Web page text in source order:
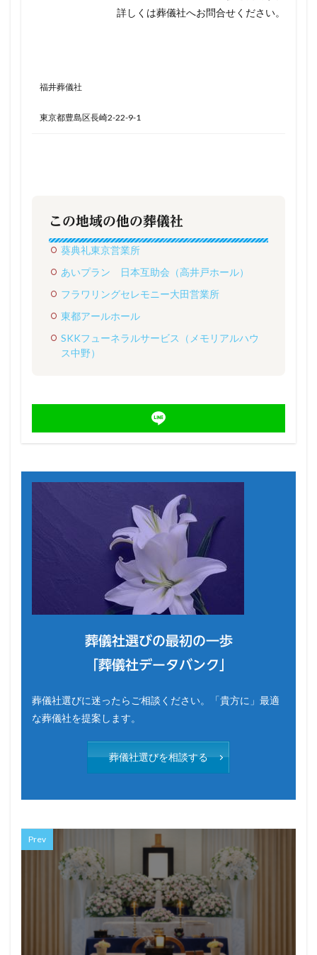
詳しくは葬儀社へお問合せください。
福井葬儀社
東京都豊島区長崎2-22-9-1
この地域の他の葬儀社
葵典礼東京営業所
あいプラン 日本互助会（高井戸ホール）
フラワリングセレモニー大田営業所
東都アールホール
SKKフューネラルサービス（メモリアルハウ
ス中野）
葬儀社選びの最初の一歩
「葬儀社データバンク」
葬儀社選びに迷ったらご相談ください。「貴方に」最適
な葬儀社を提案します。
葬儀社選びを相談する
Prev